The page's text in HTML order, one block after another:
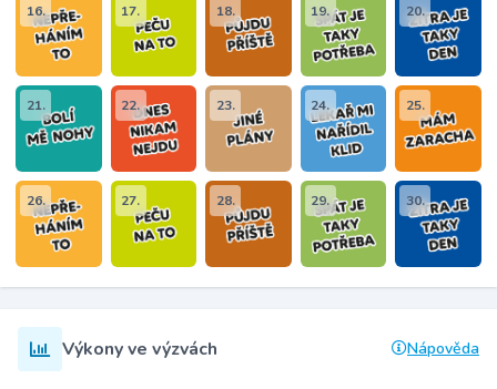
16. 17. 18. 19. 20.
21. 22. 23. 24. 25.
26. 27. 28. 29. 30.
Výkony ve výzvách Nápověda